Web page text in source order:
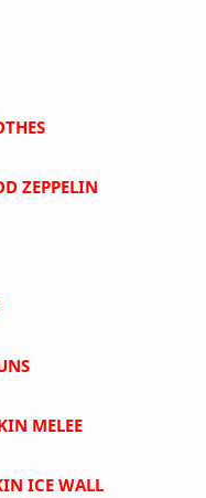
ZEPPELIN
MELEE
ICE WALL